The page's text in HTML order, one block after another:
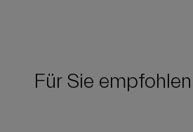
Für Sie empfohlen